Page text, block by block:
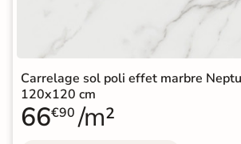
Carrelage sol poli effet marbre
120x120 cm
66€90 /m²